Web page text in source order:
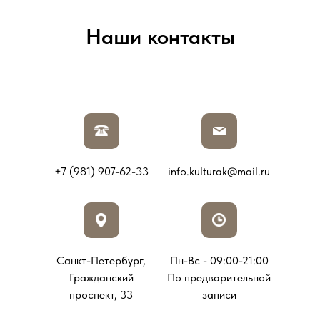
Наши контакты
+7 (981) 907-62-33 info.kulturak@mail.ru
Санкт-Петербург,
Гражданский
проспект, 33
Пн-Вс - 09:00-21:00
По предварительной
записи